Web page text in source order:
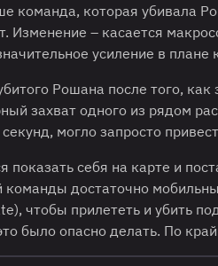
команда, которая убивала
Изменение – касается
усиление в
Рошана после того,
захват одного из рядом
могло запросто
показать себя на карте и
команды достаточно
чтобы прилететь и убить
было опасно делать. По